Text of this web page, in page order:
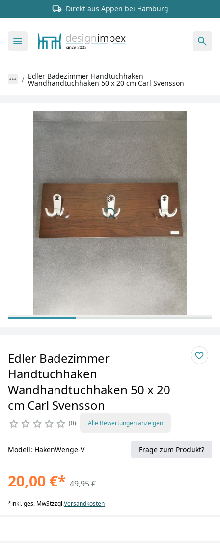
Direkt aus Appen bei Hamburg
Edler Badezimmer Handtuchhaken
Wandhandtuchhaken 50 x 20 cm Carl Svensson
Edler Badezimmer
Handtuchhaken
Wandhandtuchhaken 50 x 20
cm Carl Svensson
0 Alle Bewertungen anzeigen
Modell: HakenWenge-V Frage zum Produkt?
20,00 €* 49,95 €
*inkl. ges. MwStzzgl.Versandkosten